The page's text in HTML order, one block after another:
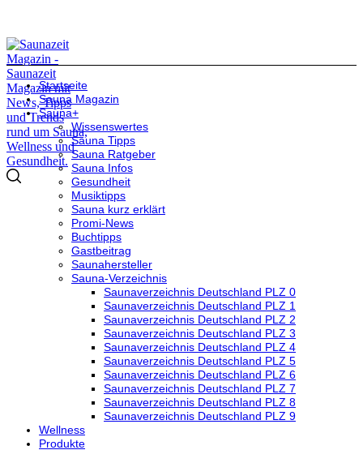
Startseite
Sauna Magazin
Sauna+
Wissenswertes
Sauna Tipps
Sauna Ratgeber
Sauna Infos
Gesundheit
Musiktipps
Sauna kurz erklärt
Promi-News
Buchtipps
Gastbeitrag
Saunahersteller
Sauna-Verzeichnis
Saunaverzeichnis Deutschland PLZ 0
Saunaverzeichnis Deutschland PLZ 1
Saunaverzeichnis Deutschland PLZ 2
Saunaverzeichnis Deutschland PLZ 3
Saunaverzeichnis Deutschland PLZ 4
Saunaverzeichnis Deutschland PLZ 5
Saunaverzeichnis Deutschland PLZ 6
Saunaverzeichnis Deutschland PLZ 7
Saunaverzeichnis Deutschland PLZ 8
Saunaverzeichnis Deutschland PLZ 9
Wellness
Produkte